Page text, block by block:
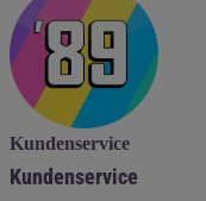
Kundenservice
Kundenservice